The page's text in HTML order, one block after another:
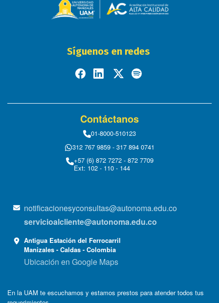
Síguenos en redes
Contáctanos
01-8000-510123
312 767 9859 - 317 894 0741
+57 (6) 872 7272 - 872 7709
Ext: 102 - 110 - 144
notificacionesyconsultas@autonoma.edu.co
servicioalcliente@autonoma.edu.co
Antigua Estación del Ferrocarril
Manizales - Caldas - Colombia
Ubicación en Google Maps
En la UAM te escuchamos y estamos prestos para atender todos tus